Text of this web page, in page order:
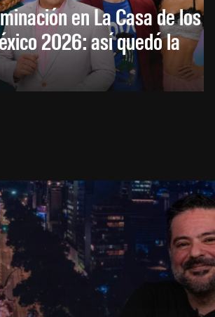
en La Casa de los
2026: así quedó la